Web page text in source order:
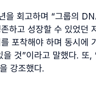
을 회고하며 “그룹의
하고 성장할 수 있었던
포착해야 하며 동시에
을 것”이라고 말했다. 또,
강조했다.